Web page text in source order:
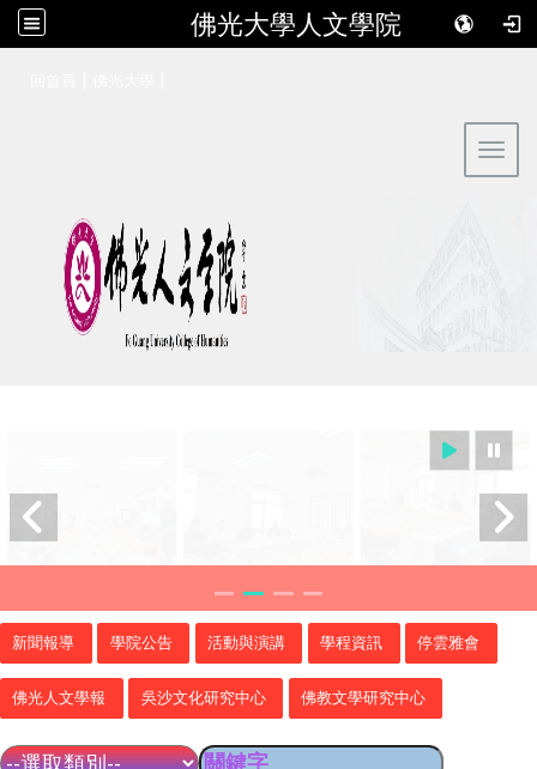
佛光大學人文學院
新聞報導 學院公告 活動與演講 學程資訊 停雲雅會
佛光人文學報 吳沙文化研究中心 佛教文學研究中心